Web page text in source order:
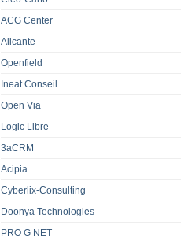
ACG Center
Alicante
Openfield
Ineat Conseil
Open Via
Logic Libre
3aCRM
Acipia
Cyberlix-Consulting
Doonya Technologies
PRO G NET